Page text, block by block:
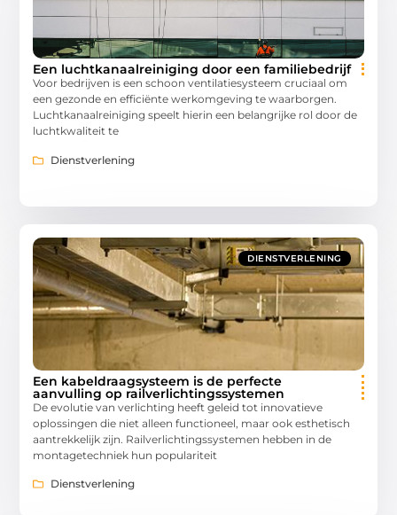
Een luchtkanaalreiniging door een familiebedrijf
Voor bedrijven is een schoon ventilatiesysteem cruciaal om
een gezonde en efficiënte werkomgeving te waarborgen.
Luchtkanaalreiniging speelt hierin een belangrijke rol door de
luchtkwaliteit te
Dienstverlening
DIENSTVERLENING
Een kabeldraagsysteem is de perfecte
aanvulling op railverlichtingssystemen
De evolutie van verlichting heeft geleid tot innovatieve
oplossingen die niet alleen functioneel, maar ook esthetisch
aantrekkelijk zijn. Railverlichtingssystemen hebben in de
montagetechniek hun populariteit
Dienstverlening